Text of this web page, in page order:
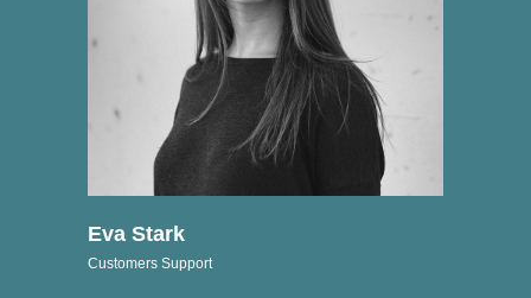
Customers Support
Eva Stark